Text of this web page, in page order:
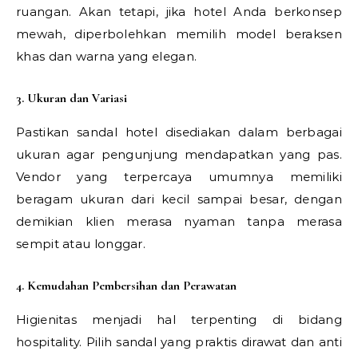
ruangan. Akan tetapi, jika hotel Anda berkonsep
mewah, diperbolehkan memilih model beraksen
khas dan warna yang elegan.
3. Ukuran dan Variasi
Pastikan sandal hotel disediakan dalam berbagai
ukuran agar pengunjung mendapatkan yang pas.
Vendor yang terpercaya umumnya memiliki
beragam ukuran dari kecil sampai besar, dengan
demikian klien merasa nyaman tanpa merasa
sempit atau longgar.
4. Kemudahan Pembersihan dan Perawatan
Higienitas menjadi hal terpenting di bidang
hospitality. Pilih sandal yang praktis dirawat dan anti